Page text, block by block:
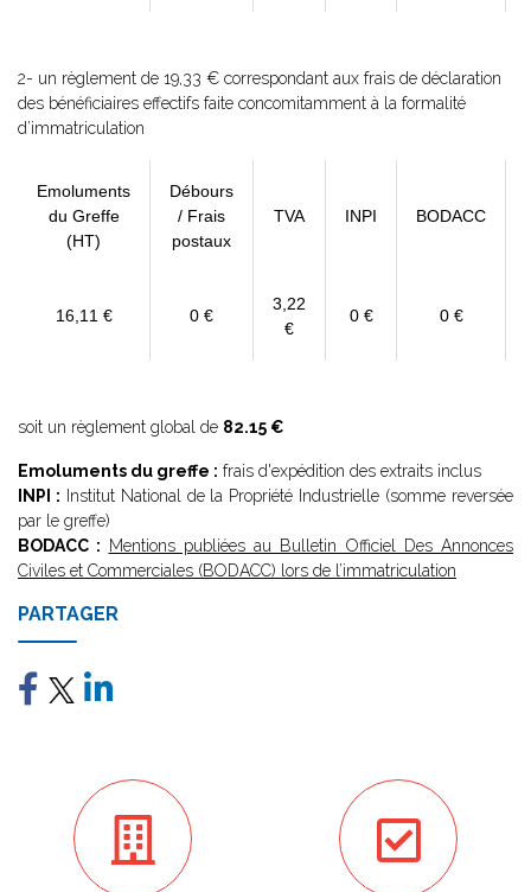
2- un règlement de 19,33 € correspondant aux frais de déclaration
des bénéficiaires effectifs faite concomitamment à la formalité
d’immatriculation
Emoluments
du Greffe
(HT)
Débours
/ Frais
postaux
TVA INPI BODACC
16,11 € 0 €
3,22
€
0 € 0 €
soit un règlement global de 82.15 €
Emoluments du greffe : frais d'expédition des extraits inclus
INPI : Institut National de la Propriété Industrielle (somme reversée
par le greffe)
BODACC : Mentions publiées au Bulletin Officiel Des Annonces
Civiles et Commerciales (BODACC) lors de l’immatriculation
PARTAGER